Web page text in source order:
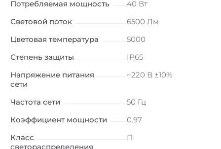
Потребляемая мощность
40 Вт
Световой поток
6500 Лм
Цветовая температура
5000
Степень защиты
IP65
Напряжение питания
сети
~220 В ±10%
Частота сети
50 Гц
Коэффициент мощности
0.97
Класс
светораспределения
П